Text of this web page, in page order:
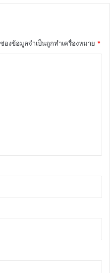
ช่องข้อมูลจำเป็นถูกทำเครื่องหมาย *